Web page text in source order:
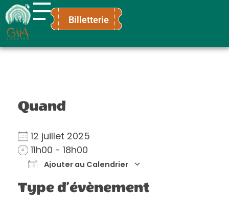
Gaïa Loisirs
Terre ludique et innovante pour tous
Billetterie
Quand
12 juillet 2025
11h00 - 18h00
Ajouter au Calendrier
Télécharger ICS
Type d’évènement